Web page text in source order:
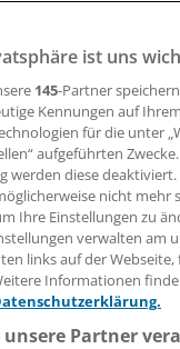
Russland sagt
seiner
das Rauchen nur
Medien am
das Gesetz vor,
zu
verboten
ist uns
145-Partner
Kennungen auf
für die unter
aufgeführten
werden diese
nicht mehr
Ihre Einstellungen zu
verwalten am
links auf der
Informationen
Partner